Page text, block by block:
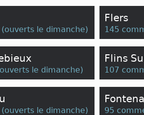
(ouverts le dimanche)
Flers
145
ouverts le dimanche)
Flins
107
(ouverts le dimanche) 95